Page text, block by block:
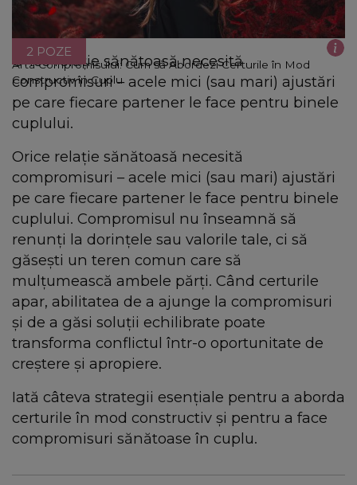
Arta Compromisului: Cum să Abordezi Certurile în Mod
Constructiv în Cuplu
2 POZE
Orice relație sănătoasă necesită
compromisuri – acele mici (sau mari) ajustări
pe care fiecare partener le face pentru binele
cuplului.
Orice relație sănătoasă necesită
compromisuri – acele mici (sau mari) ajustări
pe care fiecare partener le face pentru binele
cuplului. Compromisul nu înseamnă să
renunți la dorințele sau valorile tale, ci să
găsești un teren comun care să
mulțumească ambele părți. Când certurile
apar, abilitatea de a ajunge la compromisuri
și de a găsi soluții echilibrate poate
transforma conflictul într-o oportunitate de
creștere și apropiere.
Iată câteva strategii esențiale pentru a aborda
certurile în mod constructiv și pentru a face
compromisuri sănătoase în cuplu.